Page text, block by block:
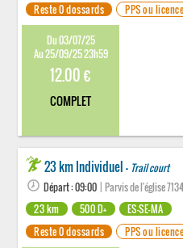
Reste 0 dossards
PPS ou
Du 03/07/25
Au 25/09/25 23h59
12.00 €
COMPLET
23 km Individuel - Trail court
Départ : 09:00 | Parvis de l'église
23 km
500 D+
ES-SE-MA
Reste 0 dossards
PPS ou